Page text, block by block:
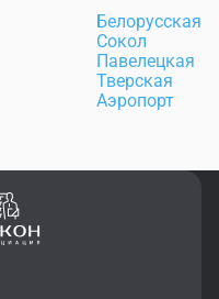
Белорусская
Сокол
Павелецкая
Тверская
Аэропорт